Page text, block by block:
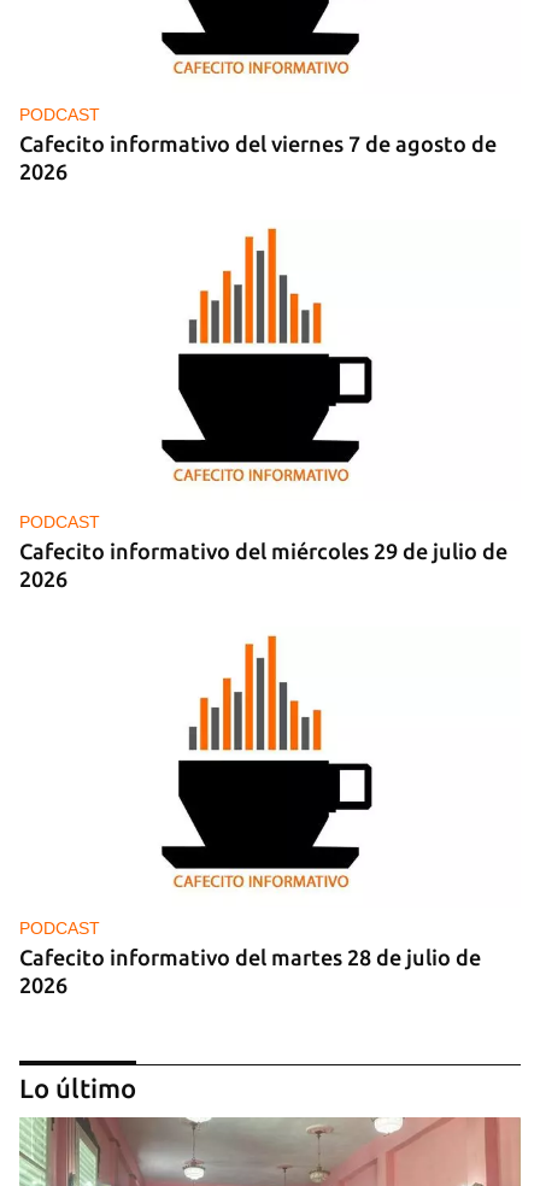
iniciar sesión con tu cuenta de 14ymedio.
INICIAR SESIÓN
PODCAST
Cafecito informativo del viernes 7 de agosto de
2026
PODCAST
Cafecito informativo del miércoles 29 de julio de
2026
PODCAST
Cafecito informativo del martes 28 de julio de
2026
Lo último